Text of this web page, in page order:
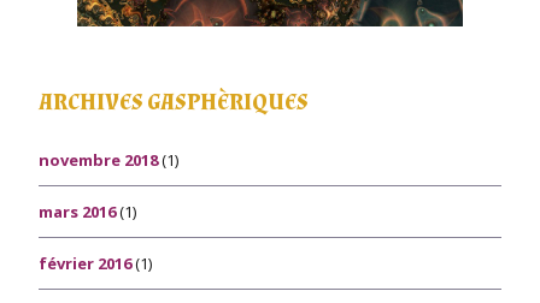
ARCHIVES GASPHÈRIQUES
novembre 2018(1)
mars 2016(1)
février 2016(1)